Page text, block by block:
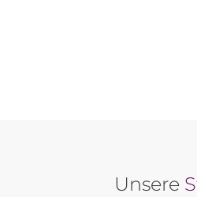
Unsere